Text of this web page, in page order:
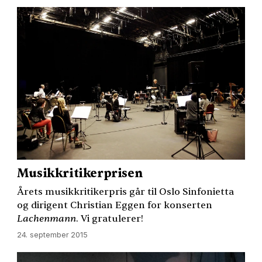
Musikkritikerprisen
Årets musikkritikerpris går til Oslo Sinfonietta
og dirigent Christian Eggen for konserten
Lachenmann. Vi gratulerer!
24. september 2015